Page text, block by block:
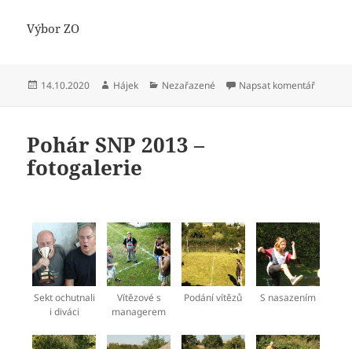
Výbor ZO
Publikováno:
14.10.2020 Autor:
Hájek Rubriky:
Nezařazené Napsat komentářpro text
Pohár SNP 2013 –
fotogalerie
Sekt ochutnali
i diváci
Vítězové s
managerem
Podání vítězů S nasazením